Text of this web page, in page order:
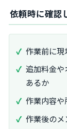
依頼時に確認
作業前に
追加料金
あるか
作業内容
作業後の